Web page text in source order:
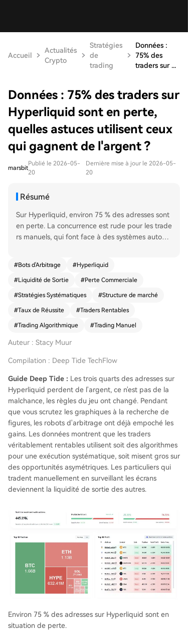
Accueil
Actualités
Crypto
Stratégies
de
trading
Données :
75% des
traders sur ...
Données : 75% des traders sur
Hyperliquid sont en perte,
quelles astuces utilisent ceux
qui gagnent de l'argent ?
marsbit
Publié le 2026-05-
20
Dernière mise à jour le 2026-05-
20
Résumé
Sur Hyperliquid, environ 75 % des adresses sont
en perte. La concurrence est rude pour les trade
rs manuels, qui font face à des systèmes automa
tarifées par des robots d'arbitrage avant même
d'être visibles. Les écarts extrêmes de financem
ent sont instantanément corrigés, les figures tec
carnets d'ordres, et l'actualité est immédiatemen
t intégrée dans les prix. Les traders les plus rent
1. L'exécution de stratégies systématiques (l'adr
esse la deuxième plus profitable ce mois-ci a ex
site de 64,75 %). 2. La détention de positions fo
rtes et convaincues, pariant sur des rendements
asymétriques (un portefeuille a gagné 4,48 milli
ons de dollars avec seulement 50 trades et un ta
ux de réussite de 28 %). 3. L'utilisation d'algorith
mes comme outils d'exécution, tout en gardant
un jugement macroéconomique manuel. La clé
du succès réside dans le timing des narratives, la
perspicacité structurelle ou la conviction lors des
capitulations du marché. En revanche, se fier uni
quement aux figures graphiques ou à l'actualité
transformant souvent en liquidité de sortie pour
les autres.
#Bots d'Arbitrage #Hyperliquid
#Liquidité de Sortie #Perte Commerciale
#Stratégies Systématiques #Structure de marché
#Taux de Réussite #Traders Rentables
#Trading Algorithmique #Trading Manuel
Auteur : Stacy Muur
Compilation : Deep Tide TechFlow
Guide Deep Tide : Les trois quarts des adresses sur
Hyperliquid perdent de l'argent, ce n'est pas de la
malchance, les règles du jeu ont changé. Pendant
que vous scrutez les graphiques à la recherche de
figures, les robots d'arbitrage ont déjà empoché les
gains. Les données montrent que les traders
véritablement rentables utilisent soit des algorithmes
pour une exécution systématique, soit misent gros sur
des opportunités asymétriques. Les particuliers qui
tradent manuellement en surveillant les écrans
deviennent la liquidité de sortie des autres.
Environ 75 % des adresses sur Hyperliquid sont en
situation de perte.